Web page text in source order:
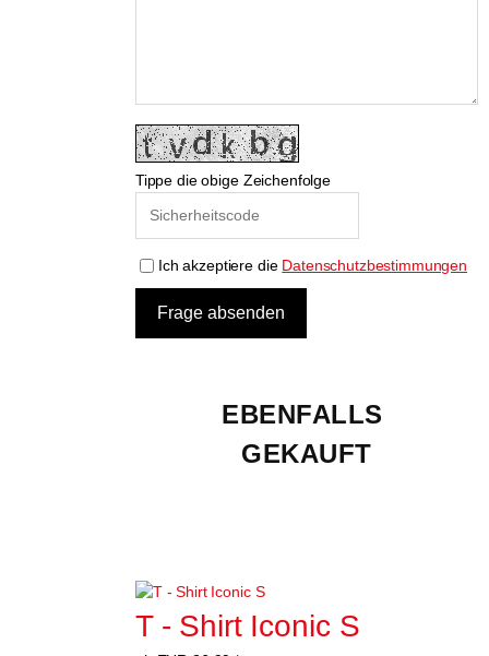
Tippe die obige Zeichenfolge
Ich akzeptiere die Datenschutzbestimmungen
EBENFALLS
GEKAUFT
T - Shirt Iconic S